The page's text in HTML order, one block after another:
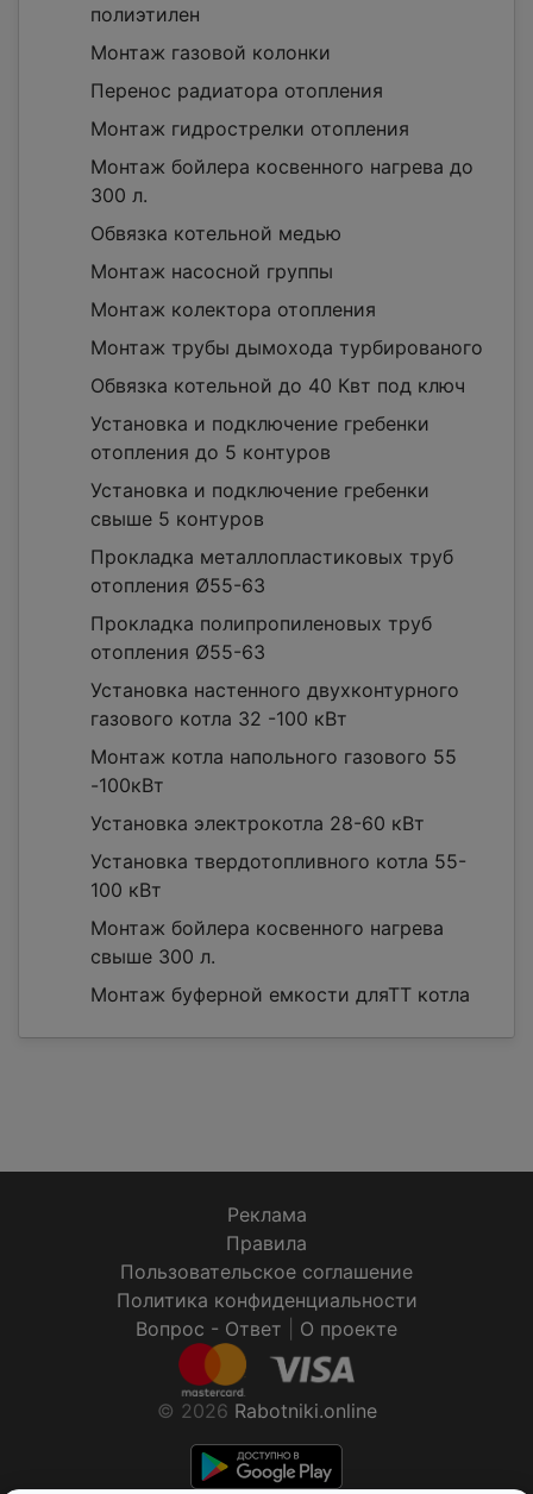
полиэтилен
Монтаж газовой колонки
Перенос радиатора отопления
Монтаж гидрострелки отопления
Монтаж бойлера косвенного нагрева до
300 л.
Обвязка котельной медью
Монтаж насосной группы
Монтаж колектора отопления
Монтаж трубы дымохода турбированого
Обвязка котельной до 40 Квт под ключ
Установка и подключение гребенки
отопления до 5 контуров
Установка и подключение гребенки
свыше 5 контуров
Прокладка металлопластиковых труб
отопления Ø55-63
Прокладка полипропиленовых труб
отопления Ø55-63
Установка настенного двухконтурного
газового котла 32 -100 кВт
Монтаж котла напольного газового 55
-100кВт
Установка электрокотла 28-60 кВт
Установка твердотопливного котла 55-
100 кВт
Монтаж бойлера косвенного нагрева
свыше 300 л.
Монтаж буферной емкости дляТТ котла
Реклама
Правила
Пользовательское соглашение
Политика конфиденциальности
Вопрос - Ответ
О проекте
© 2026 Rabotniki.online